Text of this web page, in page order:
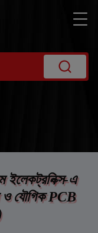
এ
ও যৌগিক PCB